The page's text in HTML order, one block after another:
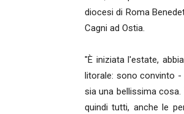
diocesi di Roma
Cagni ad Ostia.
"È iniziata l'estate,
litorale: sono convinto
sia una bellissima
quindi tutti, anche le